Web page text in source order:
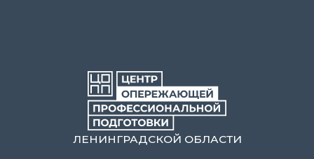
ЛЕНИНГРАДСКОЙ ОБЛАСТИ